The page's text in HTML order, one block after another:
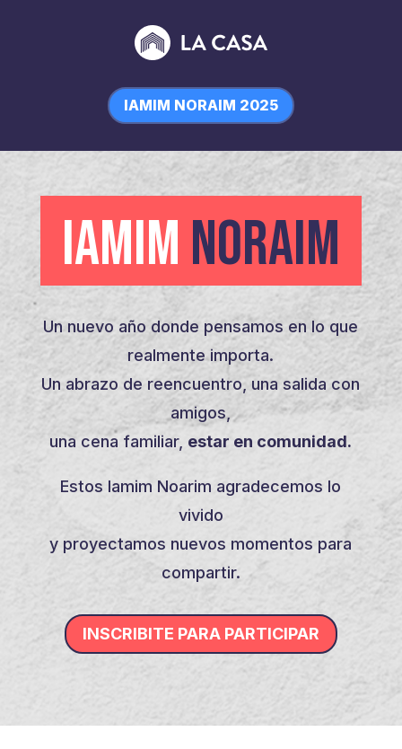
IAMIM NORAIM 2025
IAMIM NORAIM
Un nuevo año donde pensamos en lo que
realmente importa.
Un abrazo de reencuentro, una salida con
amigos,
una cena familiar, estar en comunidad.
Estos Iamim Noarim agradecemos lo
vivido
y proyectamos nuevos momentos para
compartir.
INSCRIBITE PARA PARTICIPAR